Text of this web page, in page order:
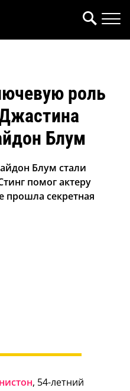
роль
Блум
Блум стали
помог актеру
прошла секретная
, 54-летний